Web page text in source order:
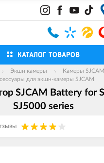
КАТАЛОГ ТОВАРОВ
Экшн камеры
Камеры SJCAM
для экшн-камеры SJCAM
SJCAM Battery for
SJ5000 series